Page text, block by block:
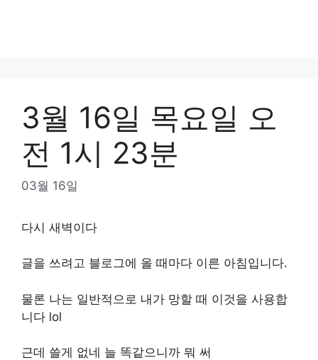
3월 16일 목요일 오
전 1시 23분
03월 16일
다시 새벽이다
글을 쓰려고 블로그에 올 때마다 이른 아침입니다.
물론 나는 일반적으로 내가 망할 때 이것을 사용합
니다 lol
근데 쓸게 없네 늘 똑같으니까 뭐 써